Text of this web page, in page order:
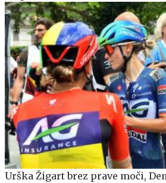
Urška Žigart brez prave moči,